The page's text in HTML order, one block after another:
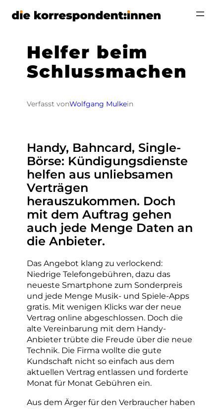
Zum
Helfer beim
Schlussmachen
Verfasst vonWolfgang Mulkein
Handy, Bahncard, Single-
Börse: Kündigungsdienste
helfen aus unliebsamen
Verträgen
herauszukommen. Doch
mit dem Auftrag gehen
auch jede Menge Daten an
die Anbieter.
Das Angebot klang zu verlockend:
Niedrige Telefongebühren, dazu das
neueste Smartphone zum Sonderpreis
und jede Menge Musik- und Spiele-Apps
gratis. Mit wenigen Klicks war der neue
Vertrag online abgeschlossen. Doch die
alte Vereinbarung mit dem Handy-
Anbieter trübte die Freude über die neue
Technik. Die Firma wollte die gute
Kundschaft nicht so einfach aus dem
aktuellen Vertrag entlassen und forderte
Monat für Monat Gebühren ein.
Aus dem Ärger für den Verbraucher haben